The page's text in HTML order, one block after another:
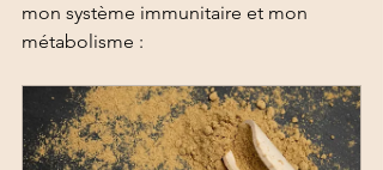
mon système immunitaire et mon
métabolisme :